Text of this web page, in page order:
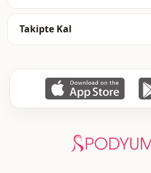
Kategori̇ Takım
Si̇luet / form
Spor
Dokuma ti̇pi̇ Dokuma
Dar
Takipte Kal